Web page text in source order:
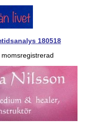
180518